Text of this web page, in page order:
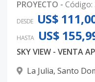
PROYECTO - Código:
DESDE US$
HASTA US$
La Julia, Santo